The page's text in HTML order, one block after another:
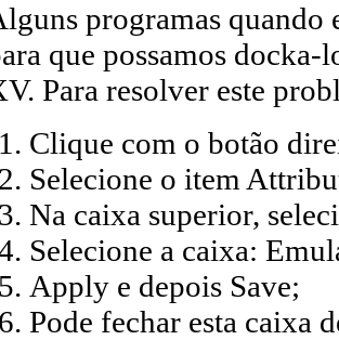
programas quando
que possamos docka-
Para resolver este
Clique com o botão
Selecione o item
Na caixa superior,
Selecione a caixa:
Apply e depois Save;
Pode fechar esta caixa